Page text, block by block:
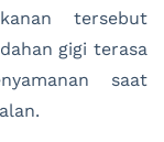
tersebut
gigi terasa
saat